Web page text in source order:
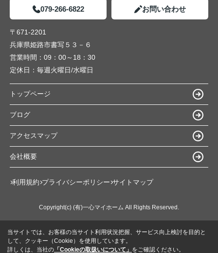
079-266-6822 お問い合わせ
〒671-2201
兵庫県姫路市書写５３－６
営業時間： 09：00～18：30
定休日： 毎週火曜日/水曜日
トップページ
ブログ
アクセスマップ
会社概要
利用規約 プライバシーポリシー サイトマップ
Copyright(c) (有)一心マイホーム All Rights Reserved.
当サイトでは、お客様の当サイト利用状況把握、サービス向上検討を目的と
して、クッキー（Cookie）を使用しています。
詳しくは、当社の 「Cookieの取扱いについて」 をご確認ください。